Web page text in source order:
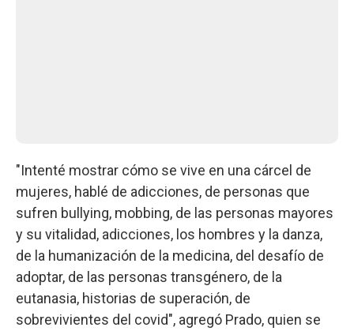
"Intenté mostrar cómo se vive en una cárcel de
mujeres, hablé de adicciones, de personas que
sufren bullying, mobbing, de las personas mayores
y su vitalidad, adicciones, los hombres y la danza,
de la humanización de la medicina, del desafío de
adoptar, de las personas transgénero, de la
eutanasia, historias de superación, de
sobrevivientes del covid", agregó Prado, quien se